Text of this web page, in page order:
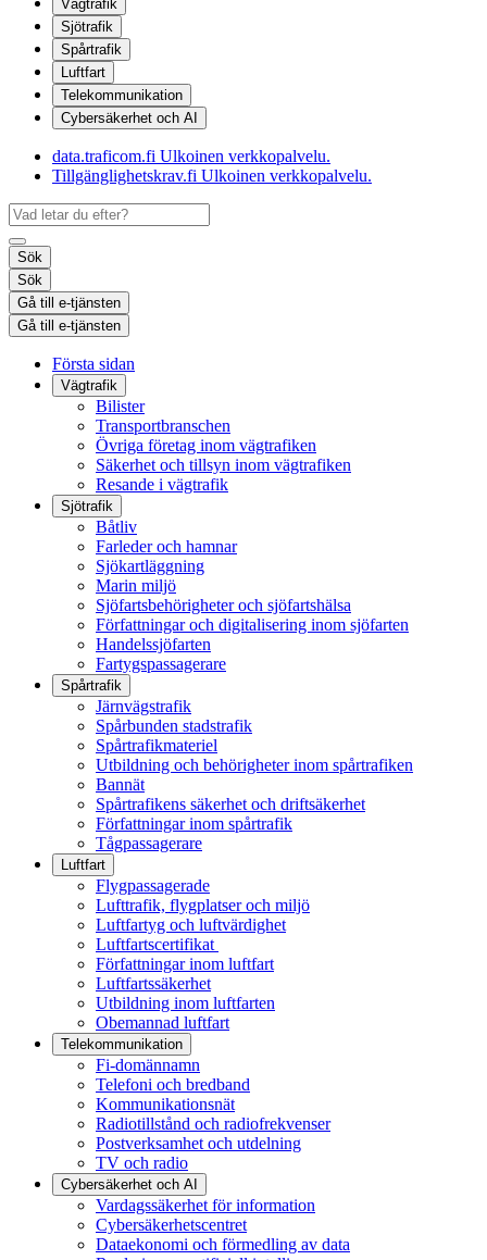
Vägtrafik
Sjötrafik
Spårtrafik
Luftfart
Telekommunikation
Cybersäkerhet och AI
data.traficom.fi Ulkoinen verkkopalvelu.
Tillgänglighetskrav.fi Ulkoinen verkkopalvelu.
Sök
Sök
Gå till e-tjänsten
Gå till e-tjänsten
Första sidan
Vägtrafik
Bilister
Transportbranschen
Övriga företag inom vägtrafiken
Säkerhet och tillsyn inom vägtrafiken
Resande i vägtrafik
Sjötrafik
Båtliv
Farleder och hamnar
Sjökartläggning
Marin miljö
Sjöfartsbehörigheter och sjöfartshälsa
Författningar och digitalisering inom sjöfarten
Handelssjöfarten
Fartygspassagerare
Spårtrafik
Järnvägstrafik
Spårbunden stadstrafik
Spårtrafikmateriel
Utbildning och behörigheter inom spårtrafiken
Bannät
Spårtrafikens säkerhet och driftsäkerhet
Författningar inom spårtrafik
Tågpassagerare
Luftfart
Flygpassagerade
Lufttrafik, flygplatser och miljö
Luftfartyg och luftvärdighet
Luftfartscertifikat
Författningar inom luftfart
Luftfartssäkerhet
Utbildning inom luftfarten
Obemannad luftfart
Telekommunikation
Fi-domännamn
Telefoni och bredband
Kommunikationsnät
Radiotillstånd och radiofrekvenser
Postverksamhet och utdelning
TV och radio
Cybersäkerhet och AI
Vardagssäkerhet för information
Cybersäkerhetscentret
Dataekonomi och förmedling av data